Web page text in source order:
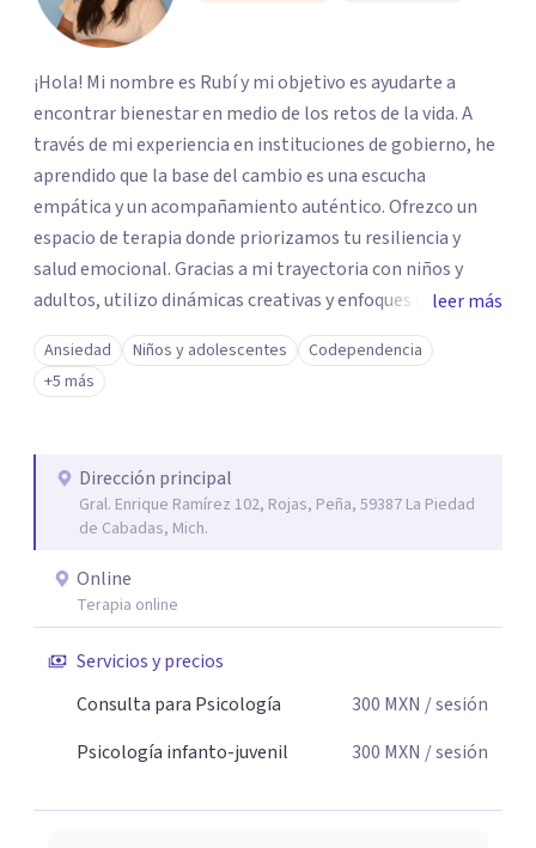
¡Hola! Mi nombre es Rubí y mi objetivo es ayudarte a
encontrar bienestar en medio de los retos de la vida. A
través de mi experiencia en instituciones de gobierno, he
aprendido que la base del cambio es una escucha
empática y un acompañamiento auténtico. ​Ofrezco un
espacio de terapia donde priorizamos tu resiliencia y
salud emocional. Gracias a mi trayectoria con niños y
adultos, utilizo dinámicas creativas y enfoques adaptados
a tus necesidades específicas. Estoy aquí para escucharte
y brindarte las herramientas necesarias para fortalecer
tu paz mental.
leer más
Ansiedad Niños y adolescentes
Codependencia
+5 más
Dirección principal
Gral. Enrique Ramírez 102, Rojas, Peña, 59387 La Piedad
de Cabadas, Mich.
Online
Terapia online
Servicios y precios
Consulta para Psicología
300 MXN / sesión
Psicología infanto-juvenil
300 MXN / sesión